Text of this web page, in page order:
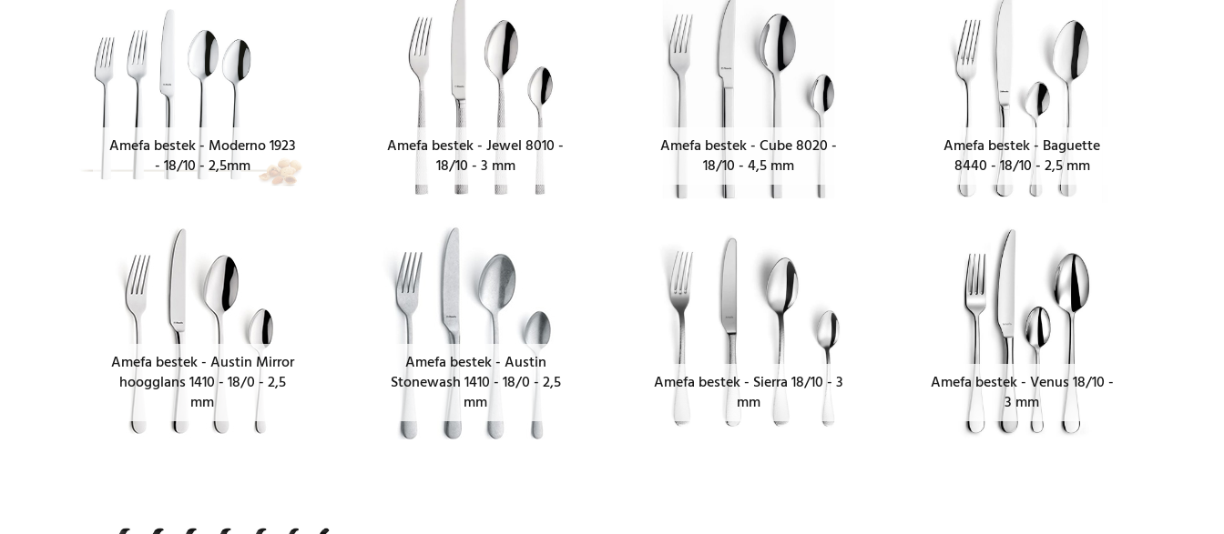
Amefa bestek - Moderno 1923
- 18/10 - 2,5mm
Amefa bestek - Jewel 8010 -
18/10 - 3 mm
Amefa bestek - Cube 8020 -
18/10 - 4,5 mm
Amefa bestek - Baguette
8440 - 18/10 - 2,5 mm
Amefa bestek - Austin Mirror
hoogglans 1410 - 18/0 - 2,5
mm
Amefa bestek - Austin
Stonewash 1410 - 18/0 - 2,5
mm
Amefa bestek - Sierra 18/10 - 3
mm
Amefa bestek - Venus 18/10 -
3 mm